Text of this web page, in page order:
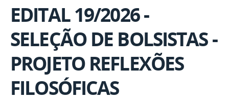
EDITAL 19/2026 -
SELEÇÃO DE BOLSISTAS -
PROJETO REFLEXÕES
FILOSÓFICAS